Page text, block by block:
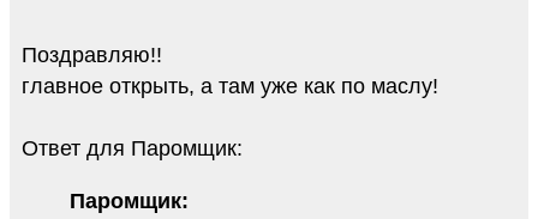
Поздравляю!!
главное открыть, а там уже как по маслу!
Ответ для Паромщик:
Паромщик: